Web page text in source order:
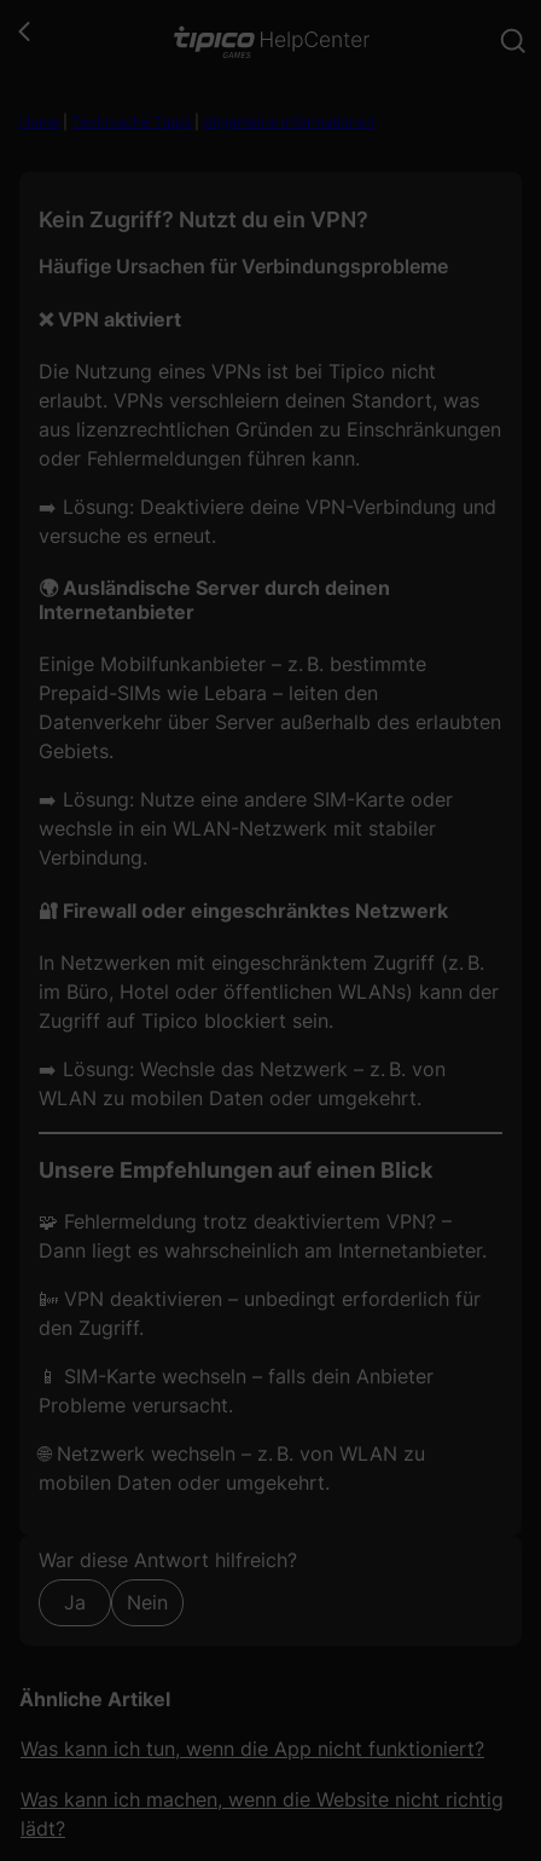
Inhalt
Home Technische Tipps Allgemeine Informationen
Kein Zugriff? Nutzt du ein VPN?
Häufige Ursachen für Verbindungsprobleme
❌ VPN aktiviert
Die Nutzung eines VPNs ist bei Tipico nicht
erlaubt. VPNs verschleiern deinen Standort, was
aus lizenzrechtlichen Gründen zu Einschränkungen
oder Fehlermeldungen führen kann.
➡️ Lösung: Deaktiviere deine VPN-Verbindung und
versuche es erneut.
🌍 Ausländische Server durch deinen
Internetanbieter
Einige Mobilfunkanbieter – z. B. bestimmte
Prepaid-SIMs wie Lebara – leiten den
Datenverkehr über Server außerhalb des erlaubten
Gebiets.
➡️ Lösung: Nutze eine andere SIM-Karte oder
wechsle in ein WLAN-Netzwerk mit stabiler
Verbindung.
🔐 Firewall oder eingeschränktes Netzwerk
In Netzwerken mit eingeschränktem Zugriff (z. B.
im Büro, Hotel oder öffentlichen WLANs) kann der
Zugriff auf Tipico blockiert sein.
➡️ Lösung: Wechsle das Netzwerk – z. B. von
WLAN zu mobilen Daten oder umgekehrt.
Unsere Empfehlungen auf einen Blick
🧩 Fehlermeldung trotz deaktiviertem VPN? –
Dann liegt es wahrscheinlich am Internetanbieter.
📴 VPN deaktivieren – unbedingt erforderlich für
den Zugriff.
📱 SIM-Karte wechseln – falls dein Anbieter
Probleme verursacht.
🌐 Netzwerk wechseln – z. B. von WLAN zu
mobilen Daten oder umgekehrt.
Formular überspringen
War diese Antwort hilfreich?
Ja
Nein
Ähnliche Artikel
Was kann ich tun, wenn die App nicht funktioniert?
Was kann ich machen, wenn die Website nicht richtig
lädt?